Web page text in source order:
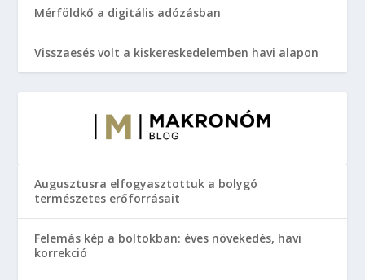
Mérföldkő a digitális adózásban
Visszaesés volt a kiskereskedelemben havi alapon
Augusztusra elfogyasztottuk a bolygó
természetes erőforrásait
Felemás kép a boltokban: éves növekedés, havi
korrekció